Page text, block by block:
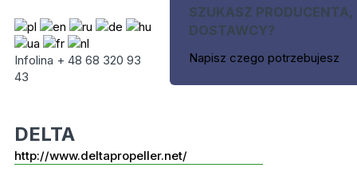
Infolina + 48 68 320 93
43
SZUKASZ PRODUCENTA,
DOSTAWCY?
Napisz czego potrzebujesz
DELTA
http://www.deltapropeller.net/